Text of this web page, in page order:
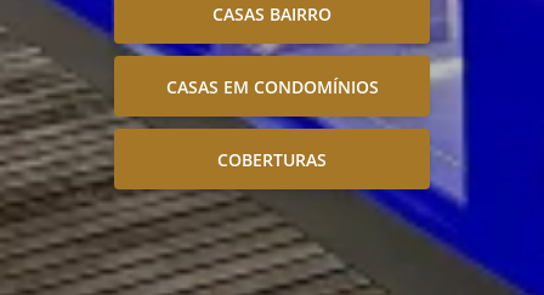
CASAS BAIRRO
CASAS EM CONDOMÍNIOS
COBERTURAS